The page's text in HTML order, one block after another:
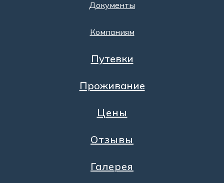
Документы
Компаниям
Путевки
Проживание
Цены
Отзывы
Галерея